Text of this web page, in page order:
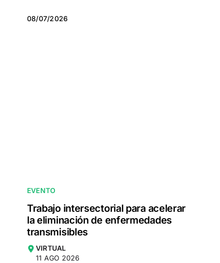
08/07/2026
08/07/2026
EVENTO
Trabajo intersectorial para acelerar
la eliminación de enfermedades
transmisibles
VIRTUAL
11 AGO 2026